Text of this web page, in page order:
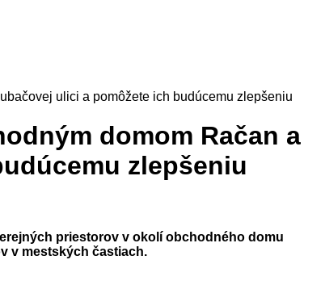
ulici a pomôžete ich budúcemu zlepšeniu
domom Račan a
zlepšeniu
priestorov v okolí obchodného domu
v mestských častiach.